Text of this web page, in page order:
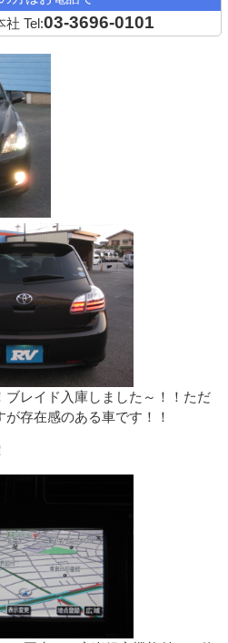
社 Tel:03-3696-0101
レイド入庫しました～！！ただ
存在感のある車です！！